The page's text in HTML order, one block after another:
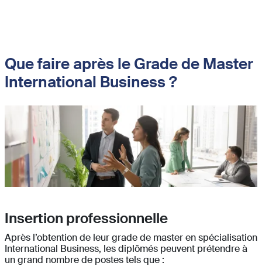
Que faire après le Grade de Master
International Business ?
Insertion professionnelle
Après l’obtention de leur grade de master en spécialisation
International Business, les diplômés peuvent prétendre à
un grand nombre de postes tels que :